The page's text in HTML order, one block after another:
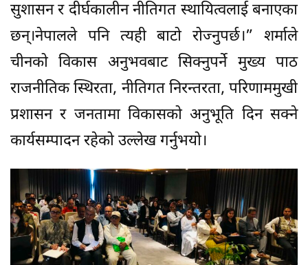
सुशासन र दीर्घकालीन नीतिगत स्थायित्वलाई बनाएका
छन्।नेपालले पनि त्यही बाटो रोज्नुपर्छ।” शर्माले
चीनको विकास अनुभवबाट सिक्नुपर्ने मुख्य पाठ
राजनीतिक स्थिरता, नीतिगत निरन्तरता, परिणाममुखी
प्रशासन र जनतामा विकासको अनुभूति दिन सक्ने
कार्यसम्पादन रहेको उल्लेख गर्नुभयो।